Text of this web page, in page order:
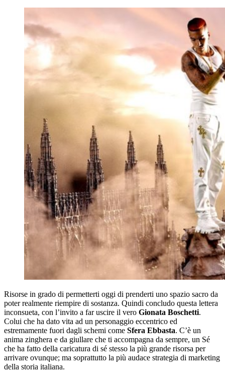
Risorse in grado di permetterti oggi di prenderti uno spazio sacro da
poter realmente riempire di sostanza. Quindi concludo questa lettera
inconsueta, con l’invito a far uscire il vero Gionata Boschetti.
Colui che ha dato vita ad un personaggio eccentrico ed
estremamente fuori dagli schemi come Sfera Ebbasta. C’è un
anima zinghera e da giullare che ti accompagna da sempre, un Sé
che ha fatto della caricatura di sé stesso la più grande risorsa per
arrivare ovunque; ma soprattutto la più audace strategia di marketing
della storia italiana.